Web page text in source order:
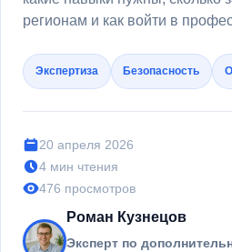
регионам и как войти в
Экспертиза Безопасность
20 апреля 2026
4 мин чтения
476 просмотров
Роман Кузнецов
Эксперт по